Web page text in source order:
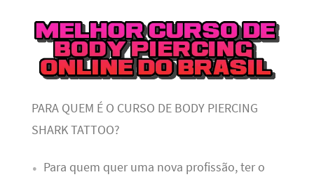
PARA QUEM É O CURSO DE BODY PIERCING
SHARK TATTOO?
Para quem quer uma nova profissão, ter o